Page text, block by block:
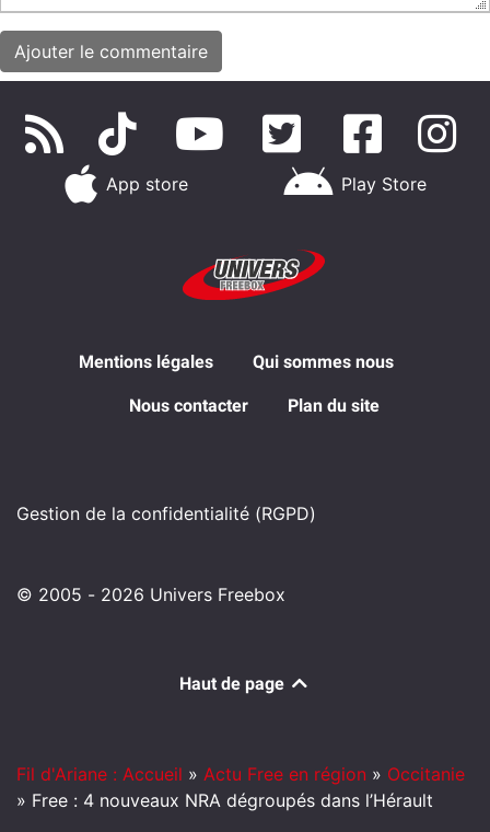
App store Play Store
Mentions légales Qui sommes nous
Nous contacter Plan du site
Gestion de la confidentialité (RGPD)
© 2005 - 2026 Univers Freebox
Haut de page
Fil d'Ariane : Accueil » Actu Free en région » Occitanie
» Free : 4 nouveaux NRA dégroupés dans l’Hérault